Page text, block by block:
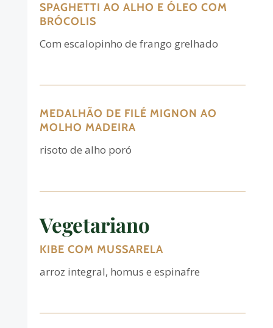
SPAGHETTI AO ALHO E ÓLEO COM
BRÓCOLIS
Com escalopinho de frango grelhado
MEDALHÃO DE FILÉ MIGNON AO
MOLHO MADEIRA
risoto de alho poró
Vegetariano
KIBE COM MUSSARELA
arroz integral, homus e espinafre